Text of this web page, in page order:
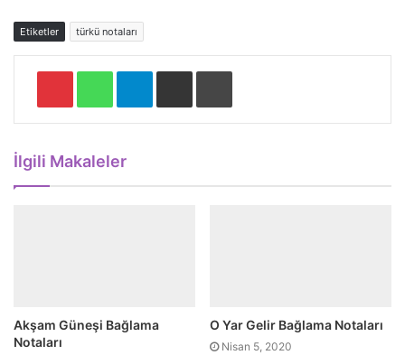
Etiketler türkü notaları
Pinterest WhatsApp Telegram E-Posta ile paylaş Yazdır
İlgili Makaleler
Akşam Güneşi Bağlama
Notaları
O Yar Gelir Bağlama Notaları
Nisan 5, 2020